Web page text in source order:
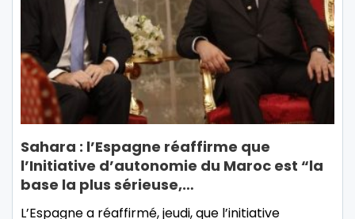
Sahara : l’Espagne réaffirme que
l’Initiative d’autonomie du Maroc est “la
base la plus sérieuse,…
L’Espagne a réaffirmé, jeudi, que l’initiative